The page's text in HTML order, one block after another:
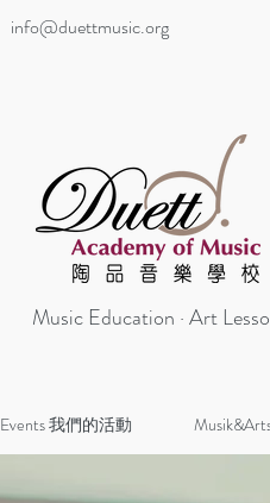
info@duettmusic.org
Music Education · Art
Events 我們的活動